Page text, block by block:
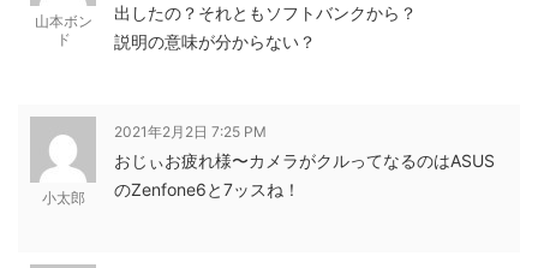
山本ボン
ド
出したの？それともソフトバンクから？
説明の意味が分からない？
小太郎
2021年2月2日 7:25 PM
おじぃお疲れ様〜カメラがクルってなるのはASUS
のZenfone6と7ッスね！